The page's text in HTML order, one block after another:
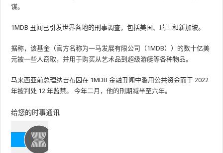
谋。
1MDB 丑闻已引发世界各地的刑事调查，包括美国、瑞士和新加坡。
据称，该基金（官方名称为一马发展有限公司（1MDB））的数十亿美
元被一些人窃取，并用于购买从艺术品到超级游艇等各种物品。
马来西亚前总理纳吉布因在 1MDB 金融丑闻中滥用公共资金而于 2022
年被判处 12 年监禁。 今年二月，他的刑期减半至六年。
给您的时事通讯